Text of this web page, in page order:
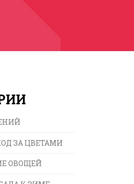
ЗА ЦВЕТАМИ
ОВОЩЕЙ